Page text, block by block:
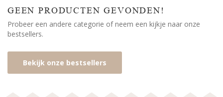
GEEN PRODUCTEN GEVONDEN!
Probeer een andere categorie of neem een kijkje naar onze
bestsellers.
Bekijk onze bestsellers